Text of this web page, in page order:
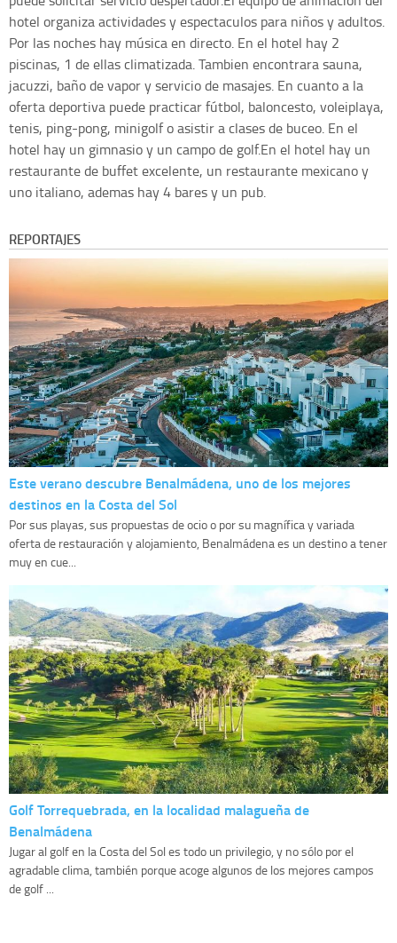
hotel organiza actividades y espectaculos para niños y adultos.
Por las noches hay música en directo. En el hotel hay 2
piscinas, 1 de ellas climatizada. Tambien encontrara sauna,
jacuzzi, baño de vapor y servicio de masajes. En cuanto a la
oferta deportiva puede practicar fútbol, baloncesto, voleiplaya,
tenis, ping-pong, minigolf o asistir a clases de buceo. En el
hotel hay un gimnasio y un campo de golf.En el hotel hay un
restaurante de buffet excelente, un restaurante mexicano y
uno italiano, ademas hay 4 bares y un pub.
REPORTAJES
Este verano descubre Benalmádena, uno de los mejores
destinos en la Costa del Sol
Por sus playas, sus propuestas de ocio o por su magnífica y variada
oferta de restauración y alojamiento, Benalmádena es un destino a tener
muy en cue...
Golf Torrequebrada, en la localidad malagueña de
Benalmádena
Jugar al golf en la Costa del Sol es todo un privilegio, y no sólo por el
agradable clima, también porque acoge algunos de los mejores campos
de golf ...